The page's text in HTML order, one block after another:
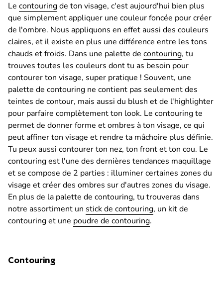
Le contouringde ton visage, c'est aujourd'hui bien plus
que simplement appliquer une couleur foncée pour créer
de l'ombre. Nous appliquons en effet aussi des couleurs
claires, et il existe en plus une différence entre les tons
chauds et froids. Dans une palette de contouring, tu
trouves toutes les couleurs dont tu as besoin pour
contourer ton visage, super pratique ! Souvent, une
palette de contouring ne contient pas seulement des
teintes de contour, mais aussi du blush et de l'highlighter
pour parfaire complètement ton look. Le contouring te
permet de donner forme et ombres à ton visage, ce qui
peut affiner ton visage et rendre ta mâchoire plus définie.
Tu peux aussi contourer ton nez, ton front et ton cou. Le
contouring est l'une des dernières tendances maquillage
et se compose de 2 parties : illuminer certaines zones du
visage et créer des ombres sur d'autres zones du visage.
En plus de la palette de contouring, tu trouveras dans
notre assortiment un stick de contouring, un kit de
contouring et une poudre de contouring.
Contouring